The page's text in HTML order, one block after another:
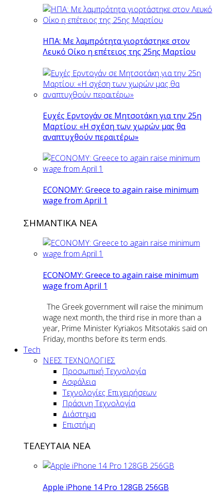
ΗΠΑ: Με λαμπρότητα γιορτάστηκε στον
Λευκό Οίκο η επέτειος της 25ης Μαρτίου
Ευχές Ερντογάν σε Μητσοτάκη για την 25η
Μαρτίου: «Η σχέση των χωρών μας θα
αναπτυχθούν περαιτέρω»
ECONOMY: Greece to again raise minimum
wage from April 1
ΣΗΜΑΝΤΙΚΑ ΝΕΑ
ECONOMY: Greece to again raise minimum
wage from April 1
The Greek government will raise the minimum
wage next month, the third rise in more than a
year, Prime Minister Kyriakos Mitsotakis said on
Friday, months before its term ends.
Tech
ΝΕΕΣ ΤΕΧΝΟΛΟΓΙΕΣ
Προσωπική Τεχνολογία
Ασφάλεια
Τεχνολογίες Επιχειρήσεων
Πράσινη Τεχνολογία
Διάστημα
Επιστήμη
ΤΕΛΕΥΤΑΙΑ ΝΕΑ
Apple iPhone 14 Pro 128GB 256GB